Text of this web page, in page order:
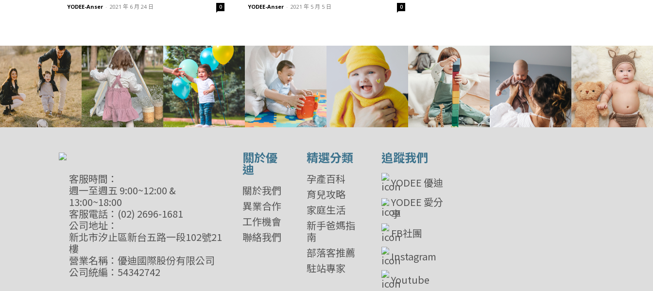
YODEE-Anser - 2021 年 6 月 24 日 0 YODEE-Anser - 2021 年 5 月 5 日 0
客服時間：
週一至週五 9:00~12:00 &
13:00~18:00
客服電話：(02) 2696-1681
公司地址：
新北市汐止區新台五路一段102號21
樓
營業名稱：優迪國際股份有限公司
公司統編：54342742
關於優
迪
關於我們
異業合作
工作機會
聯絡我們
精選分類
孕產百科
育兒攻略
家庭生活
新手爸媽指
南
部落客推薦
駐站專家
追蹤我們
YODEE 優迪
YODEE 愛分
享
FB社團
Instagram
Youtube